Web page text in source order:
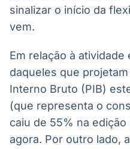
sinalizar o início da
vem.
Em relação à
daqueles que
Interno Bruto (PIB)
(que representa o
caiu de 55% na edição
agora. Por outro lado,